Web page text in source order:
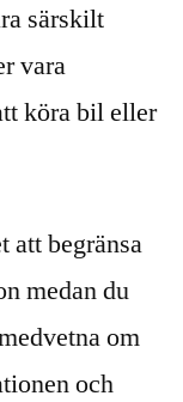
särskilt
vara
köra bil eller
att begränsa
medan du
om
och